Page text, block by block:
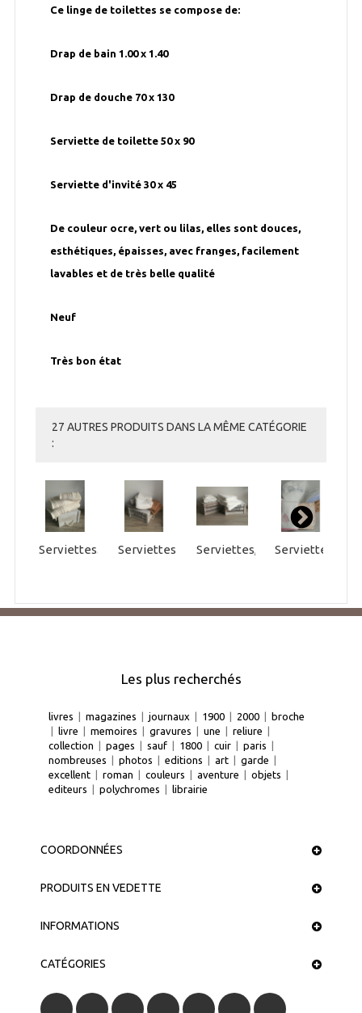
Ce linge de toilettes se compose de:
Drap de bain 1.00 x 1.40
Drap de douche 70 x 130
Serviette de toilette 50 x 90
Serviette d'invité 30 x 45
De couleur ocre, vert ou lilas, elles sont douces,
esthétiques, épaisses, avec franges, facilement
lavables et de très belle qualité
Neuf
Très bon état
27 AUTRES PRODUITS DANS LA MÊME CATÉGORIE
:
Serviettes... Serviettes,... Serviettes,... Serviettes...
Les plus recherchés
livres magazines journaux 1900 2000
broche
livre memoires gravures une reliure
collection
pages sauf 1800 cuir paris
nombreuses
photos editions art garde
excellent
roman couleurs aventure objets
editeurs
polychromes librairie
COORDONNÉES
PRODUITS EN VEDETTE
INFORMATIONS
CATÉGORIES